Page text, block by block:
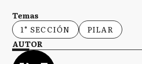
Temas
1° SECCIÓN
PILAR
AUTOR